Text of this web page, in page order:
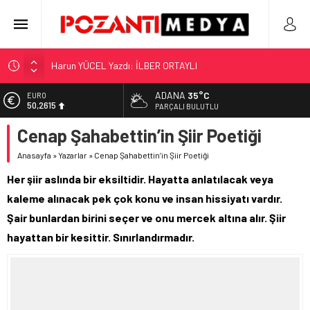
Harun YÜCEL Yazdı: İLBER ORTAYLI
“KILAVUZ HATİCE’NİN MEZARI NEREDE?!!!”
Adana’nın Gizli Cenneti Pozantı Akçatekir Yaylası
Gaziantep, Mersin ve Adana’da Web Tasarımın Öncüsü GZR
Ajans
EURO
50,2615
5.910,66
11.456,34
DOLAR
ADANA 35°C
PARÇALI BULUTLU
Cenap Şahabettin’in Şiir Poetiği
Anasayfa »Yazarlar » Cenap Şahabettin’in Şiir Poetiği
Her şiir aslında bir eksiltidir. Hayatta anlatılacak veya
kaleme alınacak pek çok konu ve insan hissiyatı vardır.
Şair bunlardan birini seçer ve onu mercek altına alır. Şiir
hayattan bir kesittir. Sınırlandırmadır.